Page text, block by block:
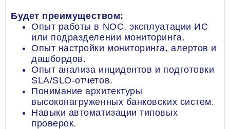
Будет преимуществом:
Опыт работы в NOC, эксплуатации ИС
или подразделении мониторинга.
Опыт настройки мониторинга, алертов и
дашбордов.
Опыт анализа инцидентов и подготовки
SLA/SLO-отчетов.
Понимание архитектуры
высоконагруженных банковских систем.
Навыки автоматизации типовых
проверок.